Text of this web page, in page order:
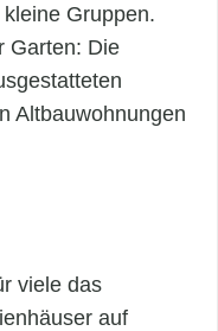
Gruppen.
Garten: Die
Altbauwohnungen
viele das
auf